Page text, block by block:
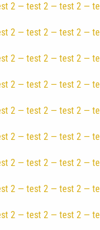
2 — test 2 — test 2
2 — test 2 — test 2
2 — test 2 — test 2
2 — test 2 — test 2
2 — test 2 — test 2
2 — test 2 — test 2
2 — test 2 — test 2
2 — test 2 — test 2
2 — test 2 — test 2